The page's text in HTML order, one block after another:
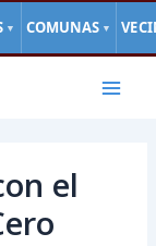
▼ COMUNAS ▼
Main
el